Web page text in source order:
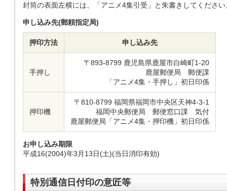
封筒の表面左横には、「アニメ4集引受」と朱書きしてください
申し込み先(郵頼指定局)
押印方法 申し込み先
手押し
〒893-8799 鹿児島県鹿屋市白崎町1-20
鹿屋郵便局 郵便課
「アニメ4集・手押し」初日印係
押印機
〒810-8799 福岡県福岡市中央区天神4-3-1
福岡中央郵便局 郵便窓口課 気付
鹿屋郵便局「アニメ4集・押印機」初日印係
お申し込み期限
平成16(2004)年3月13日(土)(当日消印有効)
特別通信日付印の意匠等